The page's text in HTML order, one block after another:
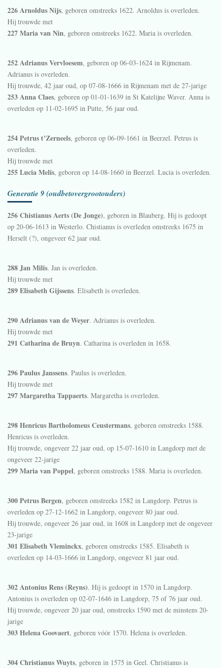
226 Arnoldus Nijs, geboren omstreeks 1622. Arnoldus is overleden.
Hij trouwde met
227 Maria van Nin, geboren omstreeks 1622. Maria is overleden.
252 Adrianus Vervloesem, geboren op 06-03-1624 in Rijmenam.
Adrianus is overleden.
Hij trouwde, 42 jaar oud, op 07-08-1666 in Rijmenam met de 27-jarige
253 Anna Claes, geboren op 01-01-1639 in St Katelijne Waver. Anna is
overleden op 11-02-1695 in Putte, 56 jaar oud.
254 Petrus t’Zerneels, geboren op 06-09-1661 in Beerzel. Petrus is
overleden.
Hij trouwde met
255 Lucia Melis, geboren op 14-08-1660 in Beerzel. Lucia is overleden.
Generatie 9 (oudbetovergrootouders)
256 Chistianus Aerts (De Jonge), geboren in Blauberg. Hij is gedoopt
op 20-06-1613 in Westerlo. Chistianus is overleden omstreeks 1675 in
Herselt (?), ongeveer 62 jaar oud.
288 Jan Milis. Jan is overleden.
Hij trouwde met
289 Elisabeth Gijssens. Elisabeth is overleden.
290 Adrianus van de Weyer. Adrianus is overleden.
Hij trouwde met
291 Catharina de Bruyn. Catharina is overleden in 1658.
296 Paulus Janssens. Paulus is overleden.
Hij trouwde met
297 Margaretha Tappaerts. Margaretha is overleden.
298 Henricus Bartholomeus Ceustermans, geboren omstreeks 1588.
Henricus is overleden.
Hij trouwde, ongeveer 22 jaar oud, op 15-07-1610 in Langdorp met de
ongeveer 22-jarige
299 Maria van Poppel, geboren omstreeks 1588. Maria is overleden.
300 Petrus Bergen, geboren omstreeks 1582 in Langdorp. Petrus is
overleden op 27-12-1662 in Langdorp, ongeveer 80 jaar oud.
Hij trouwde, ongeveer 26 jaar oud, in 1608 in Langdorp met de ongeveer
23-jarige
301 Elisabeth Vleminckx, geboren omstreeks 1585. Elisabeth is
overleden op 14-03-1666 in Langdorp, ongeveer 81 jaar oud.
302 Antonius Rens (Reyns). Hij is gedoopt in 1570 in Langdorp.
Antonius is overleden op 02-07-1646 in Langdorp, 75 of 76 jaar oud.
Hij trouwde, ongeveer 20 jaar oud, omstreeks 1590 met de minstens 20-
jarige
303 Helena Goovaert, geboren vóór 1570. Helena is overleden.
304 Christianus Wuyts, geboren in 1575 in Geel. Christianus is